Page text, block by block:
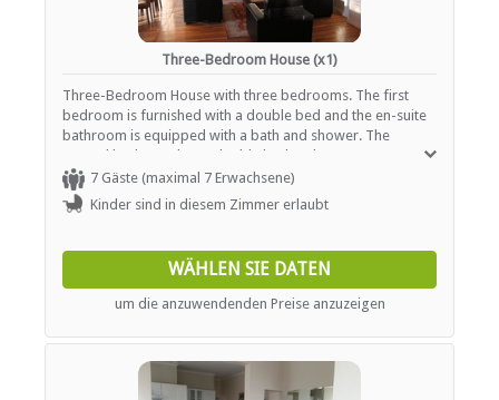
Three-Bedroom House (x1)
Three-Bedroom House with three bedrooms. The first
bedroom is furnished with a double bed and the en-suite
bathroom is equipped with a bath and shower. The
second bedroom has a double bed and a separate
bathroom with (shower over bath). Huge and spacious
open plan kitchen, lounge and dining area, opening out
onto a huge patio, overlooking the pool with sea views.
7 Gäste (maximal 7 Erwachsene)
Kinder sind in diesem Zimmer erlaubt
WÄHLEN SIE DATEN
um die anzuwendenden Preise anzuzeigen